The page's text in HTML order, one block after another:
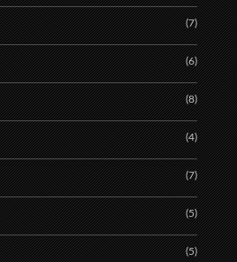
(7)
(6)
(8)
(4)
(7)
(5)
(5)